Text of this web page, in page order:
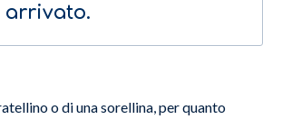
arrivato.
o di una sorellina, per quanto